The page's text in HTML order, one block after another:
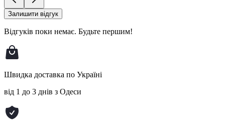
Залишити відгук
Відгуків поки немає. Будьте першим!
Швидка доставка по Україні
від 1 до 3 днів з Одеси